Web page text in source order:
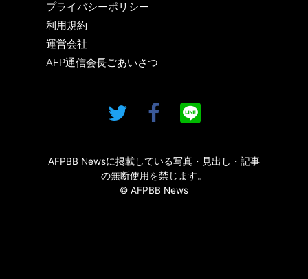
プライバシーポリシー
利用規約
運営会社
AFP通信会長ごあいさつ
AFPBB Newsに掲載している写真・見出し・記事
の無断使用を禁じます。
© AFPBB News